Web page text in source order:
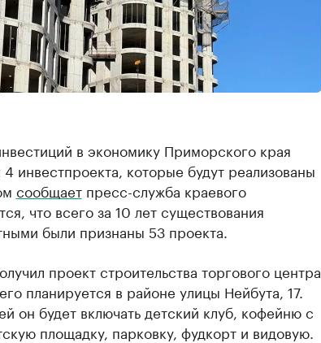
в экономику Приморского края
инвестпроекта, которые будут реализованы
сообщаетпресс-служба краевого
что всего за 10 лет существования
были признаны 53 проекта.
проект строительства торгового центра
планируется в районе улицы Нейбута, 17.
он будет включать детский клуб, кофейню с
площадку, парковку, фудкорт и видовую.